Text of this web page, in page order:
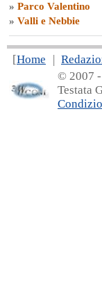
» Parco Valentino
» Valli e Nebbie
[Home |
© 2007
Testata